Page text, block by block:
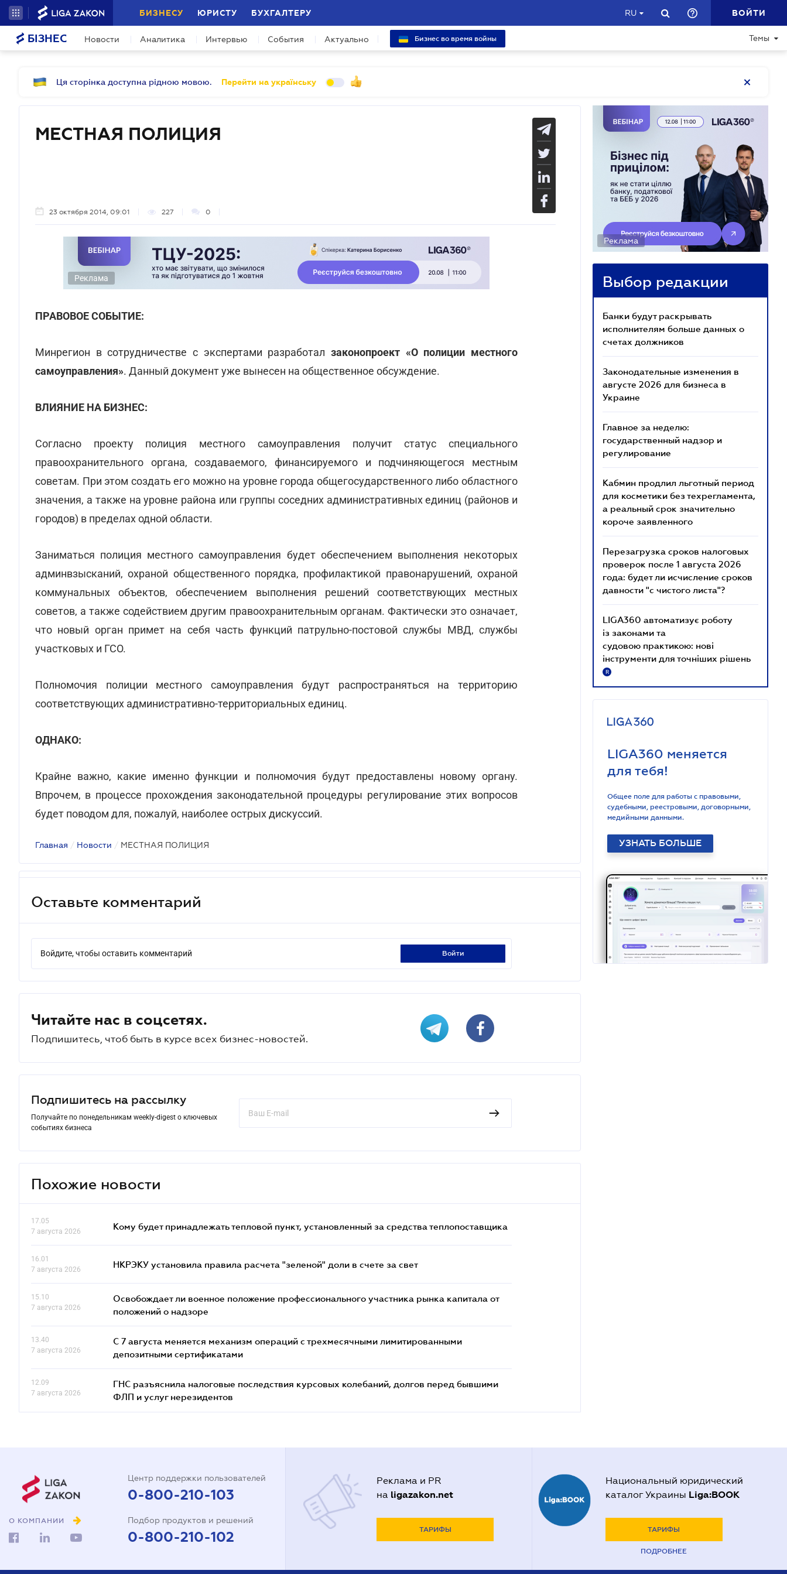
БИЗНЕСУ ЮРИСТУ БУХГАЛТЕРУ RU ВОЙТИ
БІЗНЕС Новости Аналитика Интервью События Актуально Бизнес во время войны Темы
Ця сторінка доступна рідною мовою. Перейти на українську
МЕСТНАЯ ПОЛИЦИЯ
23 октября 2014, 09:01 227 0
Реклама
ПРАВОВОЕ СОБЫТИЕ:
Минрегион в сотрудничестве с экспертами разработал законопроект «О полиции местного
самоуправления». Данный документ уже вынесен на общественное обсуждение.
ВЛИЯНИЕ НА БИЗНЕС:
Согласно проекту полиция местного самоуправления получит статус специального
правоохранительного органа, создаваемого, финансируемого и подчиняющегося местным
советам. При этом создать его можно на уровне города общегосударственного либо областного
значения, а также на уровне района или группы соседних административных единиц (районов и
городов) в пределах одной области.
Заниматься полиция местного самоуправления будет обеспечением выполнения некоторых
админвзысканий, охраной общественного порядка, профилактикой правонарушений, охраной
коммунальных объектов, обеспечением выполнения решений соответствующих местных
советов, а также содействием другим правоохранительным органам. Фактически это означает,
что новый орган примет на себя часть функций патрульно-постовой службы МВД, службы
участковых и ГСО.
Полномочия полиции местного самоуправления будут распространяться на территорию
соответствующих административно-территориальных единиц.
ОДНАКО:
Крайне важно, какие именно функции и полномочия будут предоставлены новому органу.
Впрочем, в процессе прохождения законодательной процедуры регулирование этих вопросов
будет поводом для, пожалуй, наиболее острых дискуссий.
Главная / Новости / МЕСТНАЯ ПОЛИЦИЯ
Оставьте комментарий
Войдите, чтобы оставить комментарий войти
Читайте нас в соцсетях.
Подпишитесь, чтоб быть в курсе всех бизнес-новостей.
Подпишитесь на рассылку
Получайте по понедельникам weekly-digest о ключевых
событиях бизнеса
Похожие новости
17.05
7 августа 2026
Кому будет принадлежать тепловой пункт, установленный за средства теплопоставщика
16.01
7 августа 2026
НКРЭКУ установила правила расчета "зеленой" доли в счете за свет
15.10
7 августа 2026
Освобождает ли военное положение профессионального участника рынка капитала от
положений о надзоре
13.40
7 августа 2026
С 7 августа меняется механизм операций с трехмесячными лимитированными
депозитными сертификатами
12.09
7 августа 2026
ГНС разъяснила налоговые последствия курсовых колебаний, долгов перед бывшими
ФЛП и услуг нерезидентов
Реклама
Выбор редакции
Банки будут раскрывать
исполнителям больше данных о
счетах должников
Законодательные изменения в
августе 2026 для бизнеса в
Украине
Главное за неделю:
государственный надзор и
регулирование
Кабмин продлил льготный период
для косметики без техрегламента,
а реальный срок значительно
короче заявленного
Перезагрузка сроков налоговых
проверок после 1 августа 2026
года: будет ли исчисление сроков
давности "с чистого листа"?
LIGA360 автоматизує роботу
із законами та
судовою практикою: нові
інструменти для точніших рішень
R
LIGA360 меняется
для тебя!
Общее поле для работы с правовыми,
судебными, реестровыми, договорными,
медийными данными.
УЗНАТЬ БОЛЬШЕ
О КОМПАНИИ
Центр поддержки пользователей
0-800-210-103
Подбор продуктов и решений
0-800-210-102
Реклама и PR
на ligazakon.net
ТАРИФЫ
Национальный юридический
каталог Украины Liga:BOOK
ТАРИФЫ
ПОДРОБНЕЕ